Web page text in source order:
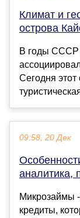
Климат и
острова
В годы СССР
Сегодня этот
09:58, 20 Дек
аналитика,
Микрозаймы
кредиты,